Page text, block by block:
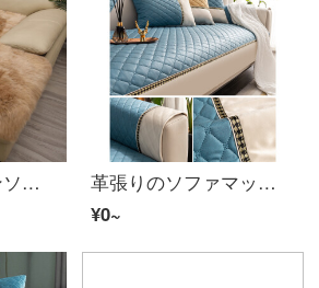
ウールクッションソファーヨーロッパ式冬純ウールソファーマット滑り止め厚め保温真皮毛フランネルソファカバーフロート窓マット浅アルパカ色70*180 cm
革張りのソファマット冬季カバー滑り止め四季通用全カバー厚めシートt 24宝石青70*70
¥0~